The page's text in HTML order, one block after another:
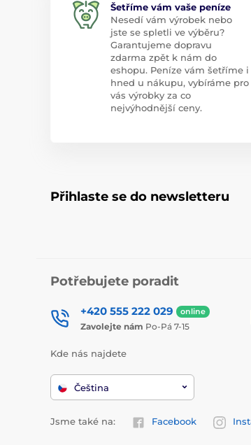
Šetříme vám vaše peníze
Nesedí vám výrobek nebo
jste se spletli ve výběru?
Garantujeme dopravu
zdarma zpět k nám do
eshopu. Peníze vám šetříme i
hned u nákupu, vybíráme pro
vás výrobky za co
nejvýhodnější ceny.
Přihlaste se do newsletteru
Potřebujete poradit
+420 555 222 029 online
Zavolejte nám Po-Pá 7-15
Kde nás najdete
Čeština
Jsme také na: Facebook